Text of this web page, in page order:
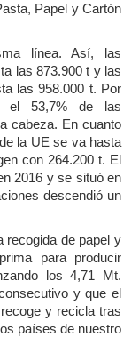
Papel y Cartón
línea. Así, las
las 873.900 t y las
las 958.000 t. Por
el 53,7% de las
cabeza. En cuanto
la UE se va hasta
con 264.200 t. El
2016 y se situó en
descendió un
recogida de papel y
para producir
los 4,71 Mt.
y que el
y recicla tras
países de nuestro